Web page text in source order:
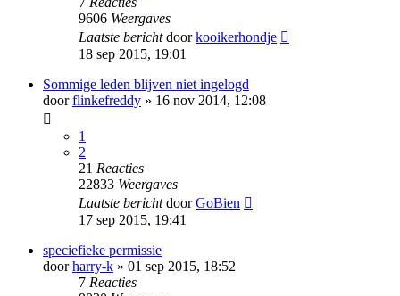
9606 Weergaves
Laatste berichtdoorkooikerhondje
18 sep 2015, 19:01
Sommige leden blijven niet ingelogd
doorflinkefreddy » 16 nov 2014, 12:08
1
2
21 Reacties
22833 Weergaves
Laatste berichtdoorGoBien
17 sep 2015, 19:41
speciefieke permissie
doorharry-k » 01 sep 2015, 18:52
7 Reacties